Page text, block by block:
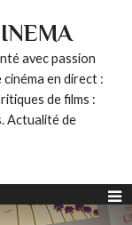
avec passion
en direct :
de films :
Actualité de